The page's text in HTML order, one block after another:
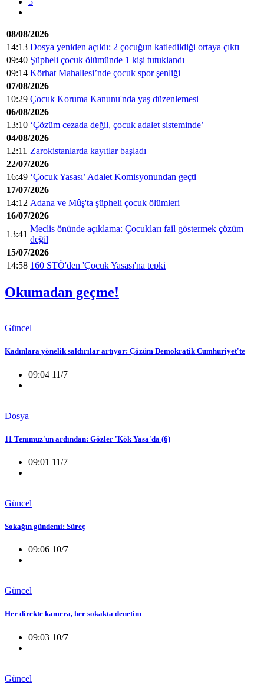
08/08/2026
14:13 Dosya yeniden açıldı: 2 çocuğun katledildiği ortaya çıktı
09:40 Şüpheli çocuk ölümünde 1 kişi tutuklandı
09:14 Körhat Mahallesi’nde çocuk spor şenliği
07/08/2026
10:29 Çocuk Koruma Kanunu'nda yaş düzenlemesi
06/08/2026
13:10 ‘Çözüm cezada değil, çocuk adalet sisteminde’
04/08/2026
12:11 Zarokistanlarda kayıtlar başladı
22/07/2026
16:49 ‘Çocuk Yasası’ Adalet Komisyonundan geçti
17/07/2026
14:12 Adana ve Mûş'ta şüpheli çocuk ölümleri
16/07/2026
13:41
Meclis önünde açıklama: Çocukları fail göstermek çözüm
değil
15/07/2026
14:58 160 STÖ'den 'Çocuk Yasası'na tepki
Okumadan geçme!
Güncel
Kadınlara yönelik saldırılar artıyor: Çözüm Demokratik Cumhuriyet'te
09:04 11/7
Dosya
11 Temmuz'un ardından: Gözler 'Kök Yasa'da (6)
09:01 11/7
Güncel
Sokağın gündemi: Süreç
09:06 10/7
Güncel
Her direkte kamera, her sokakta denetim
09:03 10/7
Güncel